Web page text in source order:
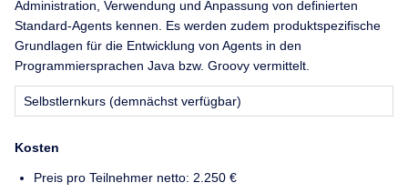
Administration, Verwendung und Anpassung von definierten
Standard-Agents kennen. Es werden zudem produktspezifische
Grundlagen für die Entwicklung von Agents in den
Programmiersprachen Java bzw. Groovy vermittelt.
Selbstlernkurs (demnächst verfügbar)
Kosten
Preis pro Teilnehmer netto: 2.250 €